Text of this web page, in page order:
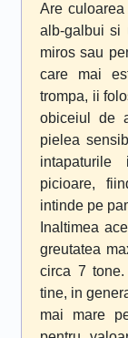
Are
alb-galbui si
miros sau
care mai
trompa, ii
obiceiul de
pielea
picioare,
intinde pe
Inaltimea
greutatea
circa 7 tone.
tine, in
mai mare